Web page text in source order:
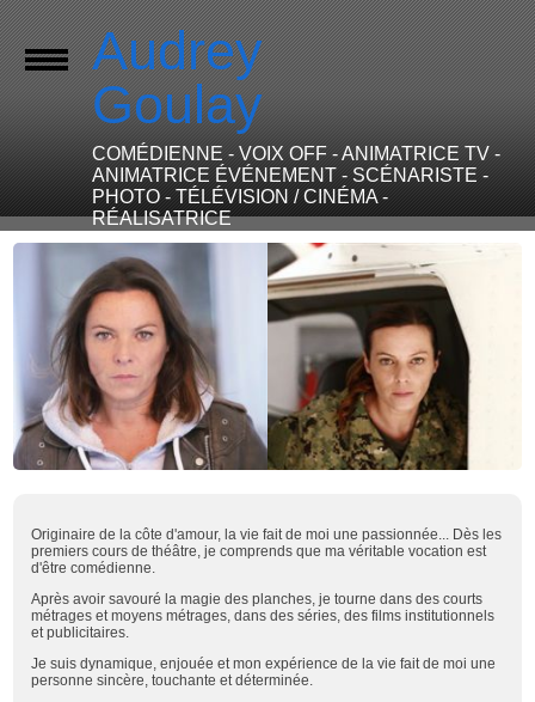
Audrey
Goulay
COMÉDIENNE - VOIX OFF - ANIMATRICE TV -
ANIMATRICE ÉVÉNEMENT - SCÉNARISTE -
PHOTO - TÉLÉVISION / CINÉMA -
RÉALISATRICE
Originaire de la côte d'amour, la vie fait de moi une passionnée... Dès les
premiers cours de théâtre, je comprends que ma véritable vocation est
d'être comédienne.
Après avoir savouré la magie des planches, je tourne dans des courts
métrages et moyens métrages, dans des séries, des films institutionnels
et publicitaires.
Je suis dynamique, enjouée et mon expérience de la vie fait de moi une
personne sincère, touchante et déterminée.